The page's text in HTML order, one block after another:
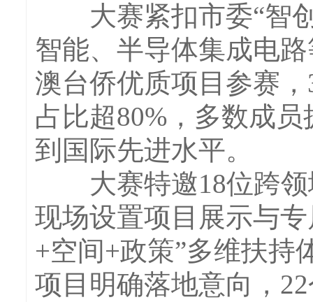
大赛紧扣市委“智创
智能、半导体集成电
澳台侨优质项目参赛
占比超80%，多数成
到国际先进水平。
大赛特邀18位跨领
现场设置项目展示与
+空间+政策”多维扶持
项目明确落地意向，